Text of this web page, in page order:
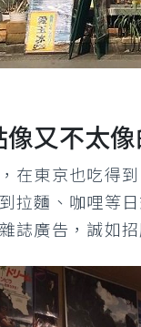
又不太像
在東京也吃得
拉麵、咖哩等
誌廣告，誠如